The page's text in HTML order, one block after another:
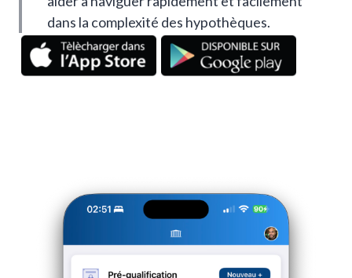
dans la complexité des hypothèques.